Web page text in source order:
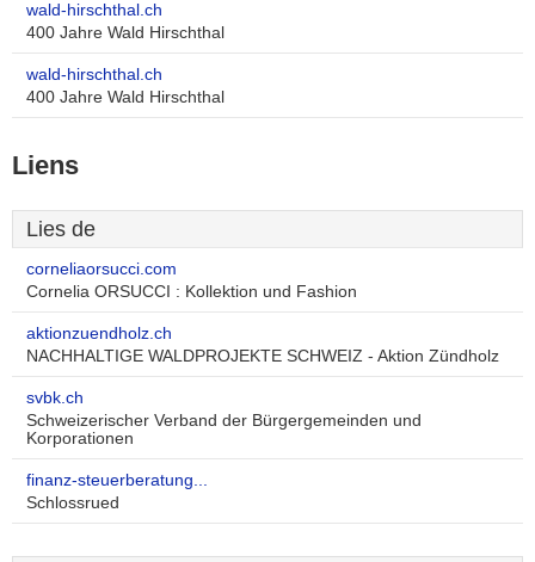
wald-hirschthal.ch
400 Jahre Wald Hirschthal
wald-hirschthal.ch
400 Jahre Wald Hirschthal
Liens
Lies de
corneliaorsucci.com
Cornelia ORSUCCI : Kollektion und Fashion
aktionzuendholz.ch
NACHHALTIGE WALDPROJEKTE SCHWEIZ - Aktion Zündholz
svbk.ch
Schweizerischer Verband der Bürgergemeinden und
Korporationen
finanz-steuerberatung...
Schlossrued